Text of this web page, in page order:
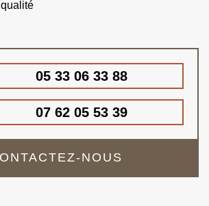
05 33 06 33 88
07 62 05 53 39
NOUS